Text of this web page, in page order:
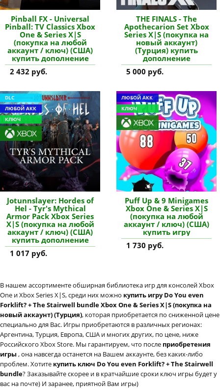
Pinball FX - Universal
Pinball: TV Classics Xbox
One & Series X|S
(покупка на любой
аккаунт / ключ) (США)
купить дополнение
2 432 руб.
THE FINALS - The
Apothecarion Set Xbox
Series X|S (покупка на
новый аккаунт)
(Турция) купить
дополнение
5 000 руб.
DLC
ЛЮБОЙ АКК
КЛЮЧ
Jotunnslayer: Hordes of
Hel - Tyr's Mythical
Armor Pack Xbox Series
X|S (покупка на любой
аккаунт / ключ) (США)
купить дополнение
1 017 руб.
ЛЮБОЙ АКК
КЛЮЧ
Puff Up & 9 Minigames
Xbox One & Series X|S
(покупка на любой
аккаунт / ключ) (США)
купить игру
1 730 руб.
В нашем ассортименте обширная библиотека игр для консолей Xbox
One и Xbox Series X|S, среди них можно купить игру Do You even
Forklift? + The Stairwell bundle Xbox One & Series X|S (покупка на
новый аккаунт) (Турция), которая приобретается по сниженной цене
специально для Вас. Игры приобретаются в различных регионах:
Аргентина, Турция, Европа, США и многих других, по цене, ниже
Российского Xbox Store. Мы гарантируем, что после приобретения
игры , она навсегда останется на Вашем аккаунте, без каких-либо
проблем. Хотите купить ключ Do You even Forklift? + The Stairwell
bundle? Заказывайте скорее и в кратчайшие сроки ключ игры будет у
вас на почте) И заранее, приятной Вам игры)